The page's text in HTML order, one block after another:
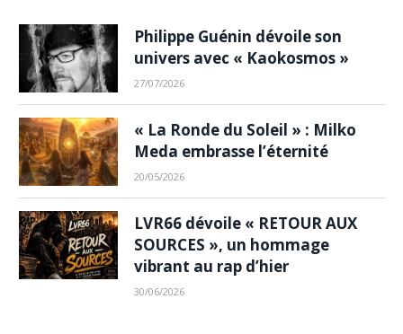
Philippe Guénin dévoile son
univers avec « Kaokosmos »
27/07/2026
« La Ronde du Soleil » : Milko
Meda embrasse l’éternité
20/05/2026
LVR66 dévoile « RETOUR AUX
SOURCES », un hommage
vibrant au rap d’hier
30/06/2026